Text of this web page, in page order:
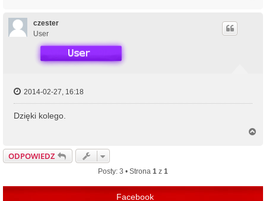
czester
User
2014-02-27, 16:18
Dzięki kolego.
ODPOWIEDZ
Posty: 3 • Strona 1 z 1
Facebook